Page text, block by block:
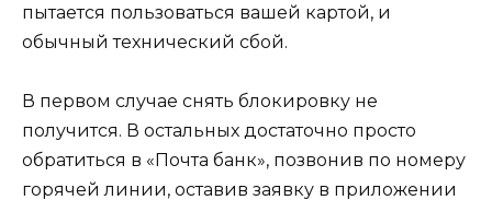
пытается пользоваться вашей картой, и
обычный технический сбой.
В первом случае снять блокировку не
получится. В остальных достаточно просто
обратиться в «Почта банк», позвонив по номеру
горячей линии, оставив заявку в приложении